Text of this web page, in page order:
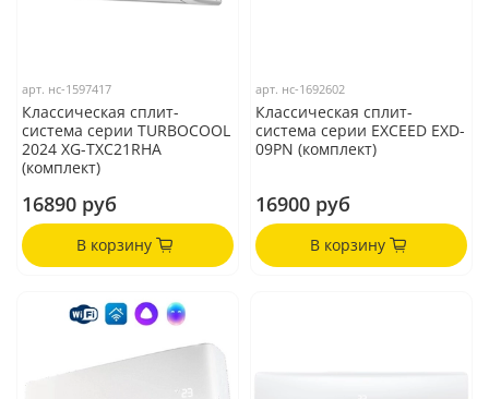
арт. нс-1597417
Классическая сплит-
система серии TURBOCOOL
2024 XG-TXC21RHA
(комплект)
16890 руб
В корзину
арт. нс-1692602
Классическая сплит-
система серии EXCEED EXD-
09PN (комплект)
16900 руб
В корзину